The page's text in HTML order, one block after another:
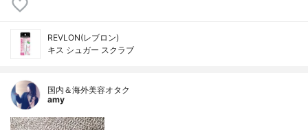
REVLON(レブロン)
キス シュガー スクラブ
国内＆海外美容オタク
amy